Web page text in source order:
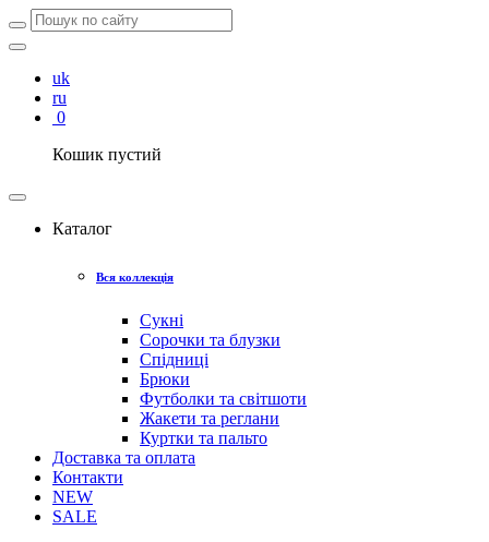
uk
ru
0
Кошик пустий
Каталог
Вся коллекція
Сукні
Сорочки та блузки
Спідниці
Брюки
Футболки та світшоти
Жакети та реглани
Куртки та пальто
Доставка та оплата
Контакти
NEW
SALE